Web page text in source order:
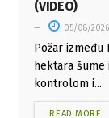
(VIDEO)
05/08/2026
Požar između
hektara
kontrolom i...
READ MORE